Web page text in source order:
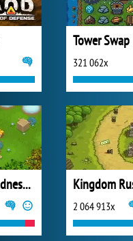
Tower Swap
321 062x
Mushroom Madness 3 Kingdom
2 064 913x